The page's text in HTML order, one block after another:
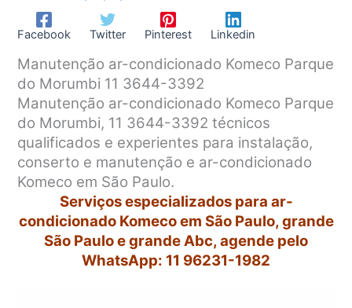
Facebook Twitter Pinterest Linkedin
Manutenção ar-condicionado Komeco Parque
do Morumbi 11 3644-3392
Manutenção ar-condicionado Komeco Parque
do Morumbi, 11 3644-3392 técnicos
qualificados e experientes para instalação,
conserto e manutenção e ar-condicionado
Komeco em São Paulo.
Serviços especializados para ar-
condicionado Komeco em São Paulo, grande
São Paulo e grande Abc, agende pelo
WhatsApp: 11 96231-1982